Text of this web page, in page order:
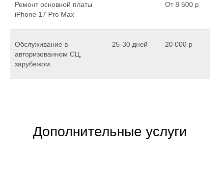
Ремонт основной платы
iPhone 17 Pro Max
От 8 500 р
Обслуживание в
авторизованном СЦ,
зарубежом
25-30 дней 20 000 р
Дополнительные услуги